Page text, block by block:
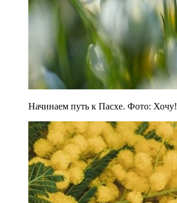
Начинаем путь к Пасхе. Фото: Хочу!